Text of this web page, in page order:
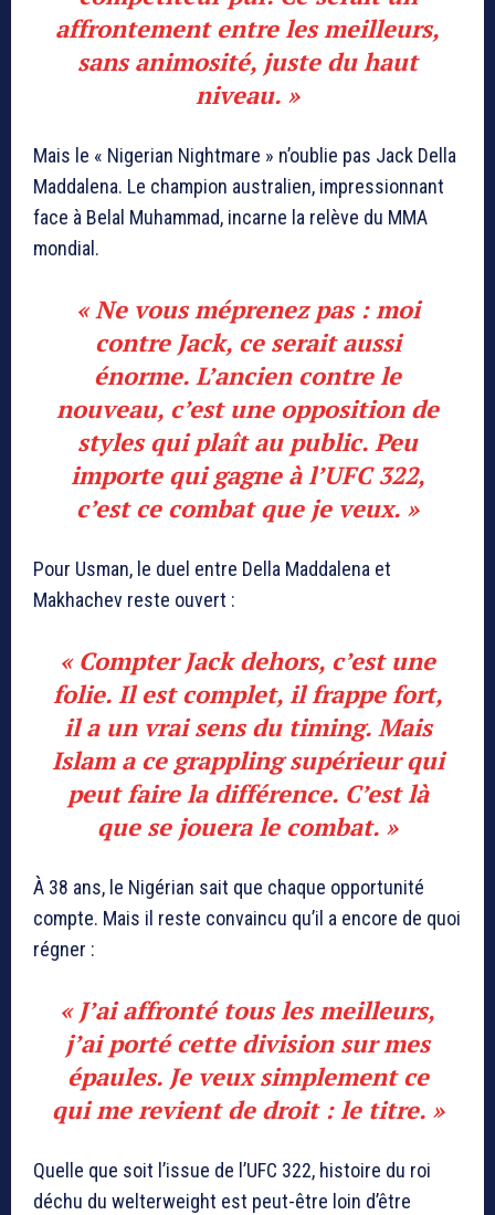
affrontement entre les meilleurs,
sans animosité, juste du haut
niveau. »
Mais le « Nigerian Nightmare » n’oublie pas Jack Della
Maddalena. Le champion australien, impressionnant
face à Belal Muhammad, incarne la relève du MMA
mondial.
« Ne vous méprenez pas : moi
contre Jack, ce serait aussi
énorme. L’ancien contre le
nouveau, c’est une opposition de
styles qui plaît au public. Peu
importe qui gagne à l’UFC 322,
c’est ce combat que je veux. »
Pour Usman, le duel entre Della Maddalena et
Makhachev reste ouvert :
« Compter Jack dehors, c’est une
folie. Il est complet, il frappe fort,
il a un vrai sens du timing. Mais
Islam a ce grappling supérieur qui
peut faire la différence. C’est là
que se jouera le combat. »
À 38 ans, le Nigérian sait que chaque opportunité
compte. Mais il reste convaincu qu’il a encore de quoi
régner :
« J’ai affronté tous les meilleurs,
j’ai porté cette division sur mes
épaules. Je veux simplement ce
qui me revient de droit : le titre. »
Quelle que soit l’issue de l’UFC 322, histoire du roi
déchu du welterweight est peut-être loin d’être